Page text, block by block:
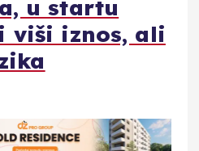
u startu
viši iznos, ali